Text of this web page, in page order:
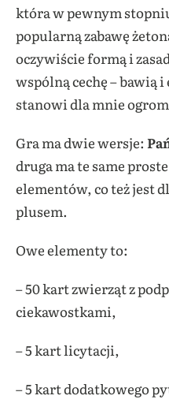
która w pewnym
popularną zabawę
oczywiście formą i
wspólną cechę – bawią
stanowi dla mnie
Gra ma dwie wersje:
druga ma te same
elementów, co też jest
plusem.
Owe elementy to:
– 50 kart zwierząt z
ciekawostkami,
– 5 kart licytacji,
– 5 kart dodatkowego